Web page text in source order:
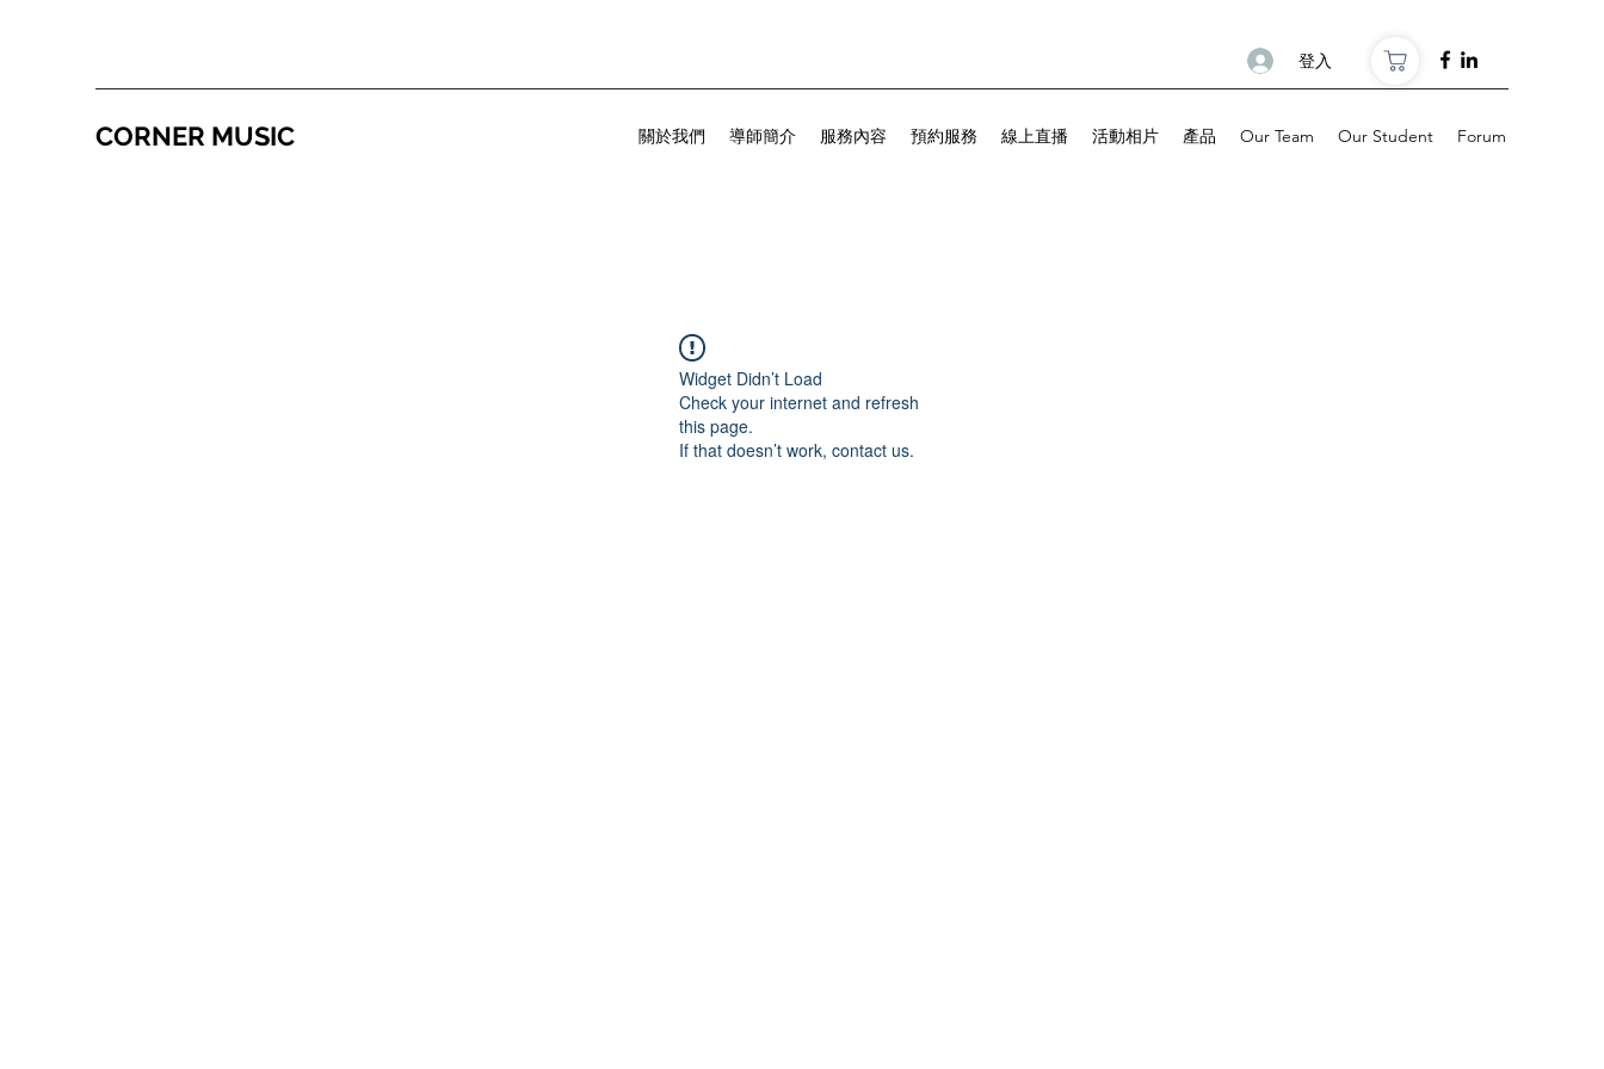
登入
CORNER MUSIC 關於我們 導師簡介 服務內容 預約服務 線上直播 活動相片 產品 Our Team Our Student Forum
Widget Didn’t Load
Check your internet and refresh
this page.
If that doesn’t work, contact us.